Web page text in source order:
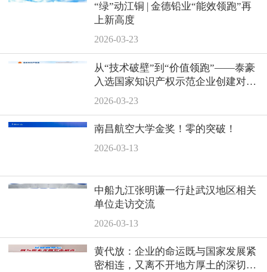
“绿”动江铜 | 金德铅业“能效领跑”再
上新高度
2026-03-23
从“技术破壁”到“价值领跑”——泰豪
入选国家知识产权示范企业创建对象
名单
2026-03-23
南昌航空大学金奖！零的突破！
2026-03-13
中船九江张明谦一行赴武汉地区相关
单位走访交流
2026-03-13
黄代放：企业的命运既与国家发展紧
密相连，又离不开地方厚土的深切滋